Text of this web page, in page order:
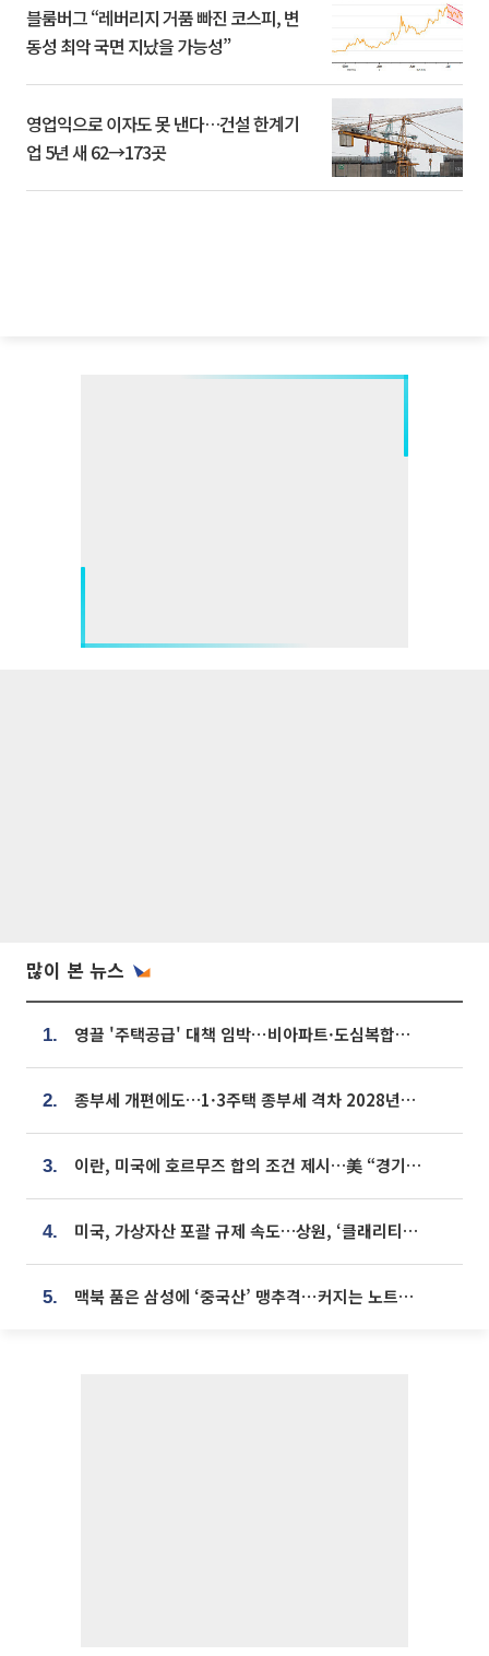
블룸버그 “레버리지 거품 빠진 코스피, 변
동성 최악 국면 지났을 가능성”
영업익으로 이자도 못 낸다…건설 한계기
업 5년 새 62→173곳
많이 본 뉴스
1. 영끌 '주택공급' 대책 임박⋯비아파트·도심복합까지 총동원
2. 종부세 개편에도…1·3주택 종부세 격차 2028년부터 확대
3. 이란, 미국에 호르무즈 합의 조건 제시…美 “경기 아직 안 끝나” [종합]
4. 미국, 가상자산 포괄 규제 속도…상원, ‘클래리티법’ 9월 절차투표 추진
5. 맥북 품은 삼성에 ‘중국산’ 맹추격⋯커지는 노트북 OLED 시장